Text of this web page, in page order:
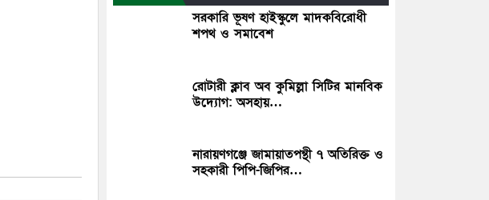
সরকারি ভূষণ হাইস্কুলে মাদকবিরোধী
শপথ ও সমাবেশ
রোটারী ক্লাব অব কুমিল্লা সিটির মানবিক
উদ্যোগ: অসহায়…
নারায়ণগঞ্জে জামায়াতপন্থী ৭ অতিরিক্ত ও
সহকারী পিপি-জিপির…